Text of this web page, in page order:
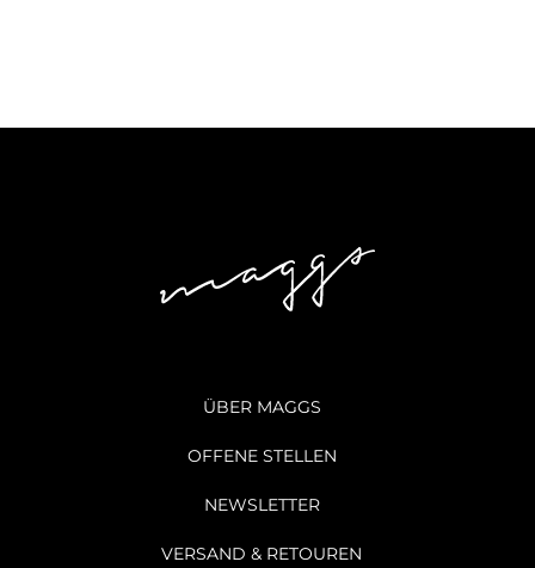
ÜBER MAGGS
OFFENE STELLEN
NEWSLETTER
VERSAND & RETOUREN